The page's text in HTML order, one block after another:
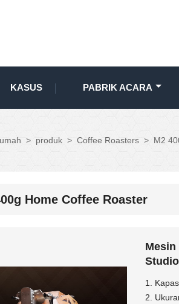
KASUS PABRIK ACARA
> produk > Coffee Roasters > M2
Home Coffee Roaster
Studio
1.
2.